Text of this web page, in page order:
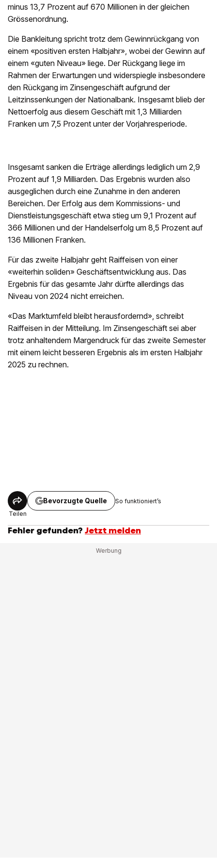
minus 13,7 Prozent auf 670 Millionen in der gleichen
Grössenordnung.
Die Bankleitung spricht trotz dem Gewinnrückgang von
einem «positiven ersten Halbjahr», wobei der Gewinn auf
einem «guten Niveau» liege. Der Rückgang liege im
Rahmen der Erwartungen und widerspiegle insbesondere
den Rückgang im Zinsengeschäft aufgrund der
Leitzinssenkungen der Nationalbank. Insgesamt blieb der
Nettoerfolg aus diesem Geschäft mit 1,3 Milliarden
Franken um 7,5 Prozent unter der Vorjahresperiode.
Insgesamt sanken die Erträge allerdings lediglich um 2,9
Prozent auf 1,9 Milliarden. Das Ergebnis wurden also
ausgeglichen durch eine Zunahme in den anderen
Bereichen. Der Erfolg aus dem Kommissions- und
Dienstleistungsgeschäft etwa stieg um 9,1 Prozent auf
366 Millionen und der Handelserfolg um 8,5 Prozent auf
136 Millionen Franken.
Für das zweite Halbjahr geht Raiffeisen von einer
«weiterhin soliden» Geschäftsentwicklung aus. Das
Ergebnis für das gesamte Jahr dürfte allerdings das
Niveau von 2024 nicht erreichen.
«Das Marktumfeld bleibt herausfordernd», schreibt
Raiffeisen in der Mitteilung. Im Zinsengeschäft sei aber
trotz anhaltendem Margendruck für das zweite Semester
mit einem leicht besseren Ergebnis als im ersten Halbjahr
2025 zu rechnen.
Teilen
Bevorzugte Quelle So funktioniert’s
Fehler gefunden? Jetzt melden